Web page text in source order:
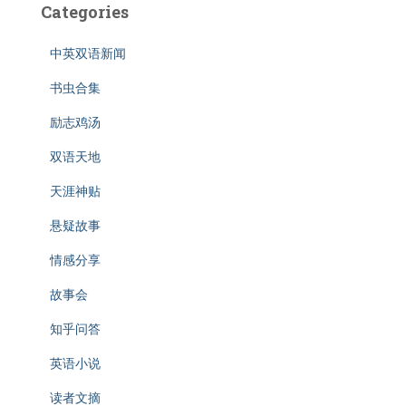
Categories
中英双语新闻
书虫合集
励志鸡汤
双语天地
天涯神贴
悬疑故事
情感分享
故事会
知乎问答
英语小说
读者文摘